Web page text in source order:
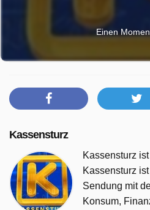
Einen
Kassensturz
Kassensturz
Kassensturz
Sendung mit
Konsum,